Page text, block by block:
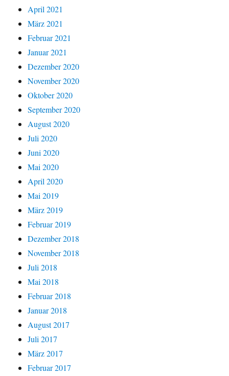
April 2021
März 2021
Februar 2021
Januar 2021
Dezember 2020
November 2020
Oktober 2020
September 2020
August 2020
Juli 2020
Juni 2020
Mai 2020
April 2020
Mai 2019
März 2019
Februar 2019
Dezember 2018
November 2018
Juli 2018
Mai 2018
Februar 2018
Januar 2018
August 2017
Juli 2017
März 2017
Februar 2017